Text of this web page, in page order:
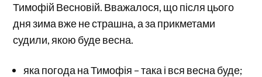
Тимофій Весновій. Вважалося, що після цього
дня зима вже не страшна, а за прикметами
судили, якою буде весна.
яка погода на Тимофія – така і вся весна буде;